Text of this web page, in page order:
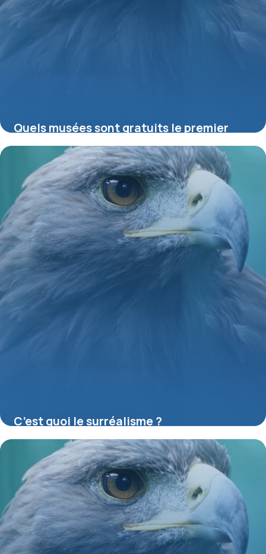
Quels musées sont gratuits le premier
dimanche du mois ?
16 juillet 2026
C’est quoi le surréalisme ?
16 juillet 2026